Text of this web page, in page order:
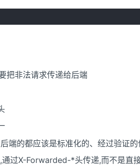
把非法请求传递给后端
端的都应该是标准化的、经过验证的
过X-Forwarded-*头传递,而不是直